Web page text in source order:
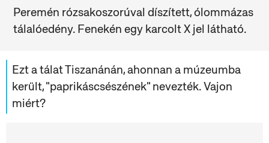
Peremén rózsakoszorúval díszített, ólommázas
tálalóedény. Fenekén egy karcolt X jel látható.
Ezt a tálat Tiszanánán, ahonnan a múzeumba
került, "paprikáscsészének" nevezték. Vajon
miért?